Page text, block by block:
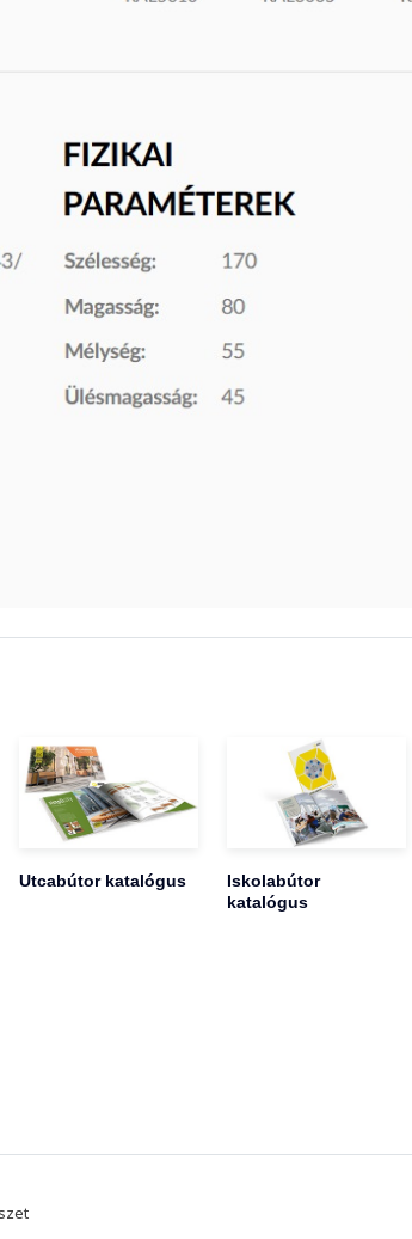
Utcabútor katalógus
Iskolabútor
katalógus